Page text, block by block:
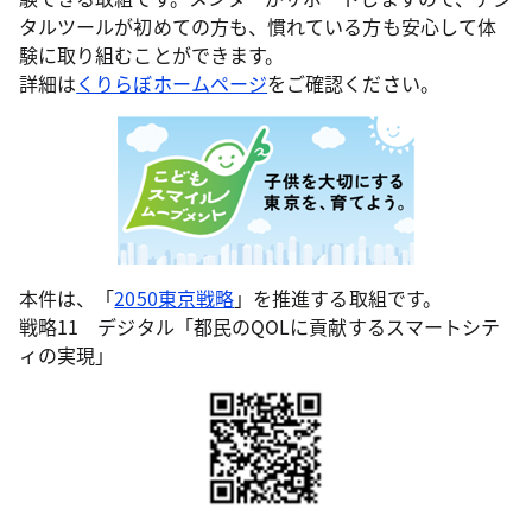
タルツールが初めての方も、慣れている方も安心して体
験に取り組むことができます。
詳細はくりらぼホームページをご確認ください。
本件は、「2050東京戦略」を推進する取組です。
戦略11 デジタル「都民のQOLに貢献するスマートシテ
ィの実現」